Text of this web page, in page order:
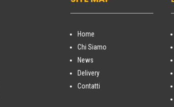
Home
Chi Siamo
News
Delivery
Contatti